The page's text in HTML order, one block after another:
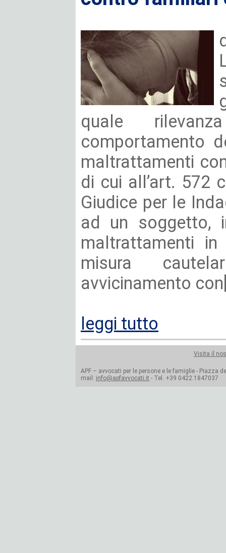
quale
comportamento
maltrattamenti
di cui all’art. 572
Giudice per le
ad un soggetto,
maltrattamenti
misura
avvicinamento
leggi tutto
Visita il
APF – avvocati per le persone e le famiglie - Piazza
mail: info@apfavvocati.it - Tel. +39 0422.1847037